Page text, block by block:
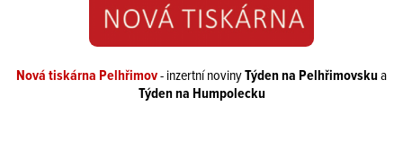
Nová tiskárna Pelhřimov- inzertní novinyTýden na Pelhřimovskua
Týden na Humpolecku